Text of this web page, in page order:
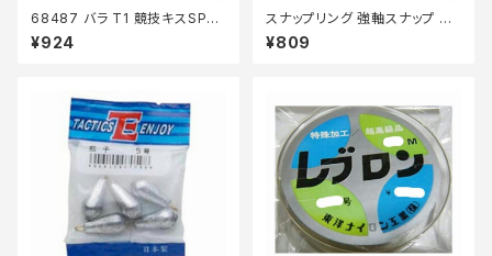
68487 バラ T1 競技キスSP
【継続セール_仕掛】
¥924
スナップリング 強軸スナップ ワ
イド SSS 徳用
¥809